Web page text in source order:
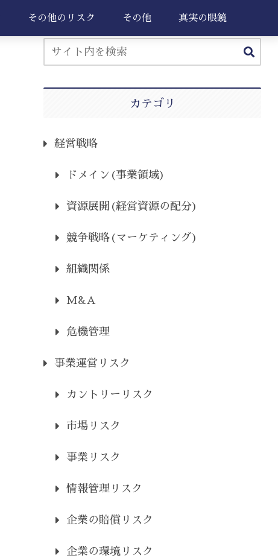
その他のリスク その他 真実の眼鏡
カテゴリ
経営戦略
ドメイン(事業領域)
資源展開(経営資源の配分)
競争戦略(マーケティング)
組織関係
M&A
危機管理
事業運営リスク
カントリーリスク
市場リスク
事業リスク
情報管理リスク
企業の賠償リスク
企業の環境リスク